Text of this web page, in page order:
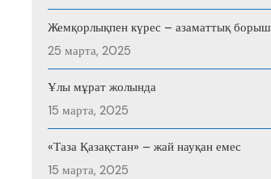
Жемқорлықпен күрес – азаматтық борыш
25 марта, 2025
Ұлы мұрат жолында
15 марта, 2025
«Таза Қазақстан» – жай науқан емес
15 марта, 2025